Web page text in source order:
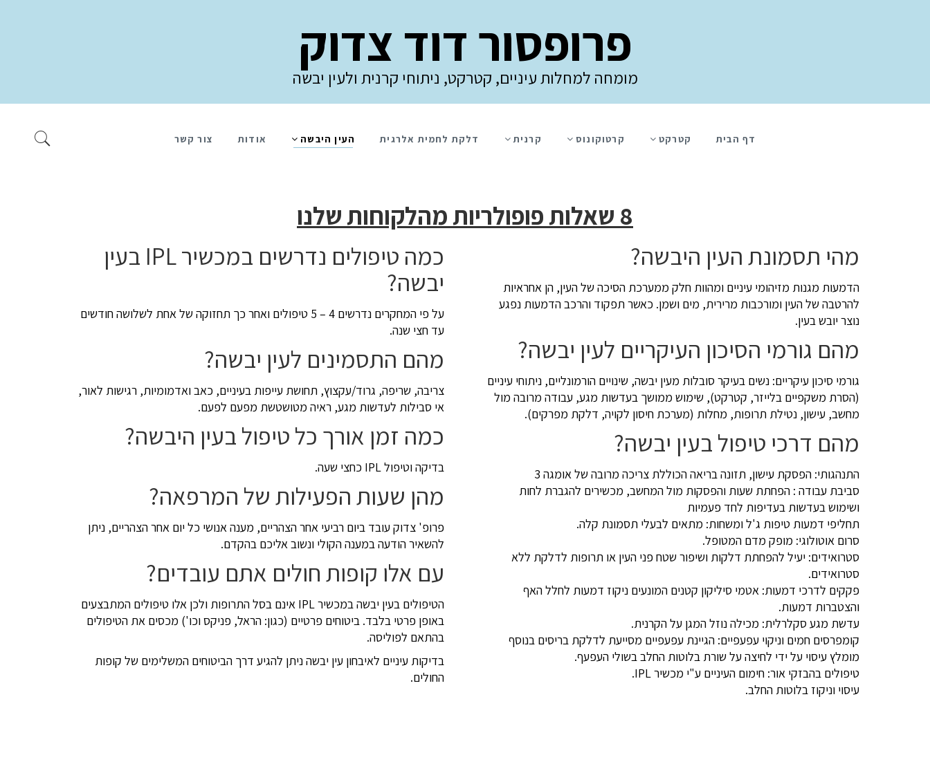
פרופסור דוד צדוק
מומחה למחלות עיניים, קטרקט, ניתוחי קרנית ולעין יבשה
דף הבית קטרקט קרטוקונוס קרנית דלקת לחמית אלרגית העין היבשה אודות צור קשר
8 שאלות פופולריות מהלקוחות שלנו
מהי תסמונת העין היבשה?
הדמעות מגנות מזיהומי עיניים ומהוות חלק ממערכת הסיכה של העין, הן אחראיות
להרטבה של העין ומורכבות מרירית, מים ושמן. כאשר תפקוד והרכב הדמעות נפגע
נוצר יובש בעין.
מהם גורמי הסיכון העיקריים לעין יבשה?
גורמי סיכון עיקריים: נשים בעיקר סובלות מעין יבשה, שינויים הורמונליים, ניתוחי עיניים
(הסרת משקפיים בלייזר, קטרקט), שימוש ממושך בעדשות מגע, עבודה מרובה מול
מחשב, עישון, נטילת תרופות, מחלות (מערכת חיסון לקויה, דלקת מפרקים).
מהם דרכי טיפול בעין יבשה?
התנהגותי: הפסקת עישון, תזונה בריאה הכוללת צריכה מרובה של אומגה 3
סביבת עבודה : הפחתת שעות והפסקות מול המחשב, מכשירים להגברת לחות
ושימוש בעדשות בעדיפות לחד פעמיות
תחליפי דמעות טיפות ג'ל ומשחות: מתאים לבעלי תסמונת קלה.
סרום אוטולוגי: מופק מדם המטופל.
סטרואידים: יעיל להפחתת דלקות ושיפור שטח פני העין או תרופות לדלקת ללא
סטרואידים.
פקקים לדרכי דמעות: אטמי סיליקון קטנים המונעים ניקוז דמעות לחלל האף
והצטברות דמעות.
עדשת מגע סקלרלית: מכילה נוזל המגן על הקרנית.
קומפרסים חמים וניקוי עפעפיים: הגיינת עפעפיים מסייעת לדלקת בריסים בנוסף
מומלץ עיסוי על ידי לחיצה על שורת בלוטות החלב בשולי העפעף.
טיפולים בהבזקי אור: חימום העיניים ע"י מכשיר IPL.
עיסוי וניקוז בלוטות החלב.
כמה טיפולים נדרשים במכשיר IPL בעין
יבשה?
על פי המחקרים נדרשים 4 – 5 טיפולים ואחר כך תחזוקה של אחת לשלושה חודשים
עד חצי שנה.
מהם התסמינים לעין יבשה?
צריבה, שריפה, גרוד/עקצוץ, תחושת עייפות בעיניים, כאב ואדמומיות, רגישות לאור,
אי סבילות לעדשות מגע, ראיה מטושטשת מפעם לפעם.
כמה זמן אורך כל טיפול בעין היבשה?
בדיקה וטיפול IPL כחצי שעה.
מהן שעות הפעילות של המרפאה?
פרופ' צדוק עובד ביום רביעי אחר הצהריים, מענה אנושי כל יום אחר הצהריים, ניתן
להשאיר הודעה במענה הקולי ונשוב אליכם בהקדם.
עם אלו קופות חולים אתם עובדים?
הטיפולים בעין יבשה במכשיר IPL אינם בסל התרופות ולכן אלו טיפולים המתבצעים
באופן פרטי בלבד. ביטוחים פרטיים (כגון: הראל, פניקס וכו') מכסים את הטיפולים
בהתאם לפוליסה.
בדיקות עיניים לאיבחון עין יבשה ניתן להגיע דרך הביטוחים המשלימים של קופות
החולים.